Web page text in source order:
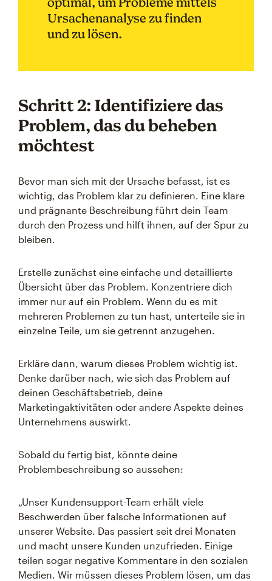
Ursachenanalyse zu finden
und zu lösen.
Schritt 2: Identifiziere das
Problem, das du beheben
möchtest
Bevor man sich mit der Ursache befasst, ist es
wichtig, das Problem klar zu definieren. Eine klare
und prägnante Beschreibung führt dein Team
durch den Prozess und hilft ihnen, auf der Spur zu
bleiben.
Erstelle zunächst eine einfache und detaillierte
Übersicht über das Problem. Konzentriere dich
immer nur auf ein Problem. Wenn du es mit
mehreren Problemen zu tun hast, unterteile sie in
einzelne Teile, um sie getrennt anzugehen.
Erkläre dann, warum dieses Problem wichtig ist.
Denke darüber nach, wie sich das Problem auf
deinen Geschäftsbetrieb, deine
Marketingaktivitäten oder andere Aspekte deines
Unternehmens auswirkt.
Sobald du fertig bist, könnte deine
Problembeschreibung so aussehen:
„Unser Kundensupport-Team erhält viele
Beschwerden über falsche Informationen auf
unserer Website. Das passiert seit drei Monaten
und macht unsere Kunden unzufrieden. Einige
teilen sogar negative Kommentare in den sozialen
Medien. Wir müssen dieses Problem lösen, um das